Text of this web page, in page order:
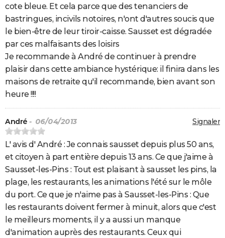
cote bleue. Et cela parce que des tenanciers de
bastringues, incivils notoires, n'ont d'autres soucis que
le bien-être de leur tiroir-caisse. Sausset est dégradée
par ces malfaisants des loisirs
Je recommande à André de continuer à prendre
plaisir dans cette ambiance hystérique: il finira dans les
maisons de retraite qu'il recommande, bien avant son
heure !!!!
Signaler
André - 06/04/2013
L' avis d' André : Je connais sausset depuis plus 50 ans,
et citoyen à part entière depuis 13 ans. Ce que j'aime à
Sausset-les-Pins : Tout est plaisant à sausset les pins, la
plage, les restaurants, les animations l'été sur le môle
du port. Ce que je n'aime pas à Sausset-les-Pins : Que
les restaurants doivent fermer à minuit, alors que c'est
le meilleurs moments, il y a aussi un manque
d'animation auprès des restaurants. Ceux qui